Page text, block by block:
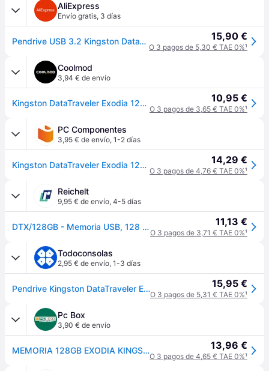
AliExpress
Envío gratis, 3 días
Pendrive USB 3.2 Kingston DataTraveler Exodia 128GB 15,90 €
O 3 pagos de 5,30 € TAE 0%¹
Coolmod
3,94 € de envío
Kingston DataTraveler Exodia 128GB USB 3.2 Negro 10,95 €
O 3 pagos de 3,65 € TAE 0%¹
PC Componentes
3,95 € de envío, 1-2 días
Kingston DataTraveler Exodia 128GB USB 3.2 14,29 €
O 3 pagos de 4,76 € TAE 0%¹
Reichelt
9,95 € de envío, 4-5 días
DTX/128GB - Memoria USB, 128 GB USB3.2 Gen1 DataTraveler Exodia 11,13 €
O 3 pagos de 3,71 € TAE 0%¹
Todoconsolas
2,95 € de envío, 1-3 días
Pendrive Kingston DataTraveler Exodia DTX/128GB 15,95 €
O 3 pagos de 5,31 € TAE 0%¹
Pc Box
3,90 € de envío
MEMORIA 128GB EXODIA KINGSTON USB 3.2 13,96 €
O 3 pagos de 4,65 € TAE 0%¹